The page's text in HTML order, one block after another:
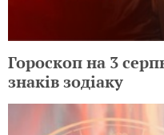
Гороскоп на 3
знаків зодіаку